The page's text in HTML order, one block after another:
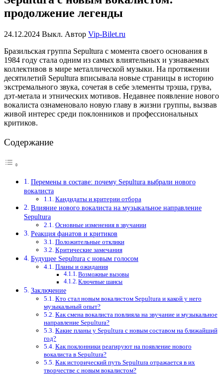
продолжение легенды
24.12.2024 Выкл. Автор Vip-Bilet.ru
Бразильская группа Sepultura с момента своего основания в
1984 году стала одним из самых влиятельных и узнаваемых
коллективов в мире металлической музыки. На протяжении
десятилетий Sepultura вписывала новые страницы в историю
экстремального звука, сочетая в себе элементы трэша, грува,
дэт-метала и этнических мотивов. Недавнее появление нового
вокалиста ознаменовало новую главу в жизни группы, вызвав
живой интерес среди поклонников и профессиональных
критиков.
Содержание
Перемены в составе: почему Sepultura выбрали нового
вокалиста
Кандидаты и критерии отбора
Влияние нового вокалиста на музыкальное направление
Sepultura
Основные изменения в звучании
Реакция фанатов и критиков
Положительные отклики
Критические замечания
Будущее Sepultura с новым голосом
Планы и ожидания
Возможные вызовы
Ключевые шансы
Заключение
Кто стал новым вокалистом Sepultura и какой у него
музыкальный опыт?
Как смена вокалиста повлияла на звучание и музыкальное
направление Sepultura?
Какие планы у Sepultura с новым составом на ближайший
год?
Как поклонники реагируют на появление нового
вокалиста в Sepultura?
Как исторический путь Sepultura отражается в их
творчестве с новым вокалистом?